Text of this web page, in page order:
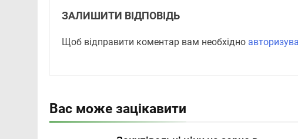
ЗАЛИШИТИ ВІДПОВІДЬ
Щоб відправити коментар вам необхідно
Вас може зацікавити